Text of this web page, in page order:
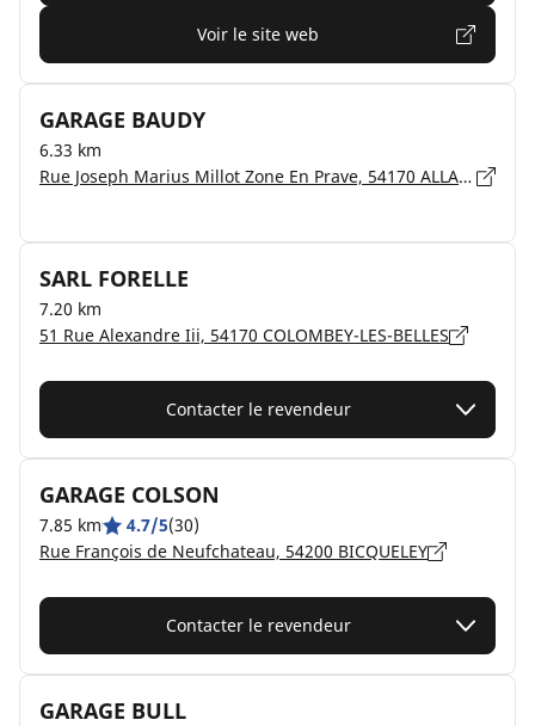
Voir le site web
GARAGE BAUDY
6.33 km
Rue Joseph Marius Millot Zone En Prave, 54170 ALLAIN
SARL FORELLE
7.20 km
51 Rue Alexandre Iii, 54170 COLOMBEY-LES-BELLES
Contacter le revendeur
GARAGE COLSON
7.85 km 4.7/5(30)
Rue François de Neufchateau, 54200 BICQUELEY
Contacter le revendeur
GARAGE BULL